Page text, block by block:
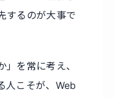
するのが大事で
」を常に考え、
人こそが、Web